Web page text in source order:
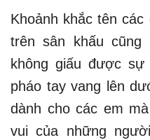
Khoảnh khắc tên
trên sân khấu cũng
không giấu được
pháo tay vang lên
dành cho các em
vui của những